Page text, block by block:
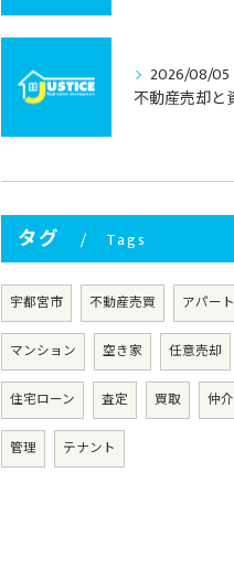
2026/08/05
タグ Tags
宇都宮市 不動産売買 アパート
マンション 空き家 任意売却
住宅ローン 査定 買取 仲介
管理 テナント